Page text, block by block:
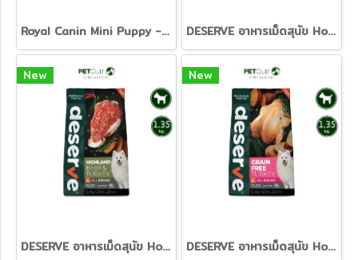
Royal Canin Mini Puppy - ลูกสุนัข พันธุ์เล็ก 5 ขนาด [800g. 2kg. 4kg. 8kg. 15kg.] DESERVE อาหารเม็ดสุนัข Holistic Grain Free สูตร Salmon บำรุงขนสวย ลดอาการแพ้ ปราศจากธัญพืช [1.35kg]
New
DESERVE อาหารเม็ดสุนัข Holistic Grain Free สูตร Beef & Turkey อร่อย จัดเต็ม เสริมสร้างกล้ามเนื้อ [1.35kg.]
New
DESERVE อาหารเม็ดสุนัข Holistic Grain Free สูตร Turkey ควบคุมน้ำหนัก พร้อมสารอาหารครบถ้วน [1.35kg.]